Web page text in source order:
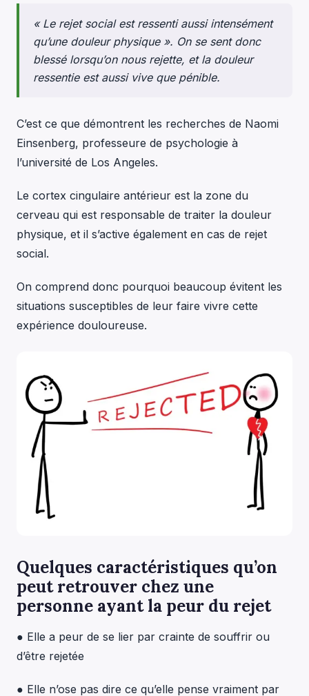
« Le rejet social est ressenti aussi intensément
qu’une douleur physique ». On se sent donc
blessé lorsqu’on nous rejette, et la douleur
ressentie est aussi vive que pénible.
C’est ce que démontrent les recherches de Naomi
Einsenberg, professeure de psychologie à
l’université de Los Angeles.
Le cortex cingulaire antérieur est la zone du
cerveau qui est responsable de traiter la douleur
physique, et il s’active également en cas de rejet
social.
On comprend donc pourquoi beaucoup évitent les
situations susceptibles de leur faire vivre cette
expérience douloureuse.
Quelques caractéristiques qu’on
peut retrouver chez une
personne ayant la peur du rejet
● Elle a peur de se lier par crainte de souffrir ou
d’être rejetée
● Elle n’ose pas dire ce qu’elle pense vraiment par